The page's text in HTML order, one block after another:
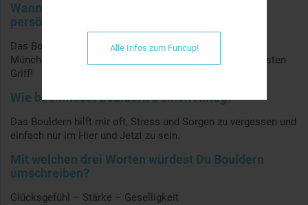
Alle Infos zum Funcup!
Wann und wie hast Du das Bouldern für Dich
persönlich entdeckt?
Das Bouldern habe ich 2014 in der ersten Boulderwelt
München Ost für mich entdeckt. Es war Liebe auf den ersten
Griff!
Wie beeinflusst Bouldern Deinen Alltag?
Das Bouldern hilft mir oft, Stress und Sorgen zu vergessen und
einfach nur im Hier und Jetzt zu sein.
Mit welchen drei Worten würdest Du Bouldern
umschreiben?
Glücksgefühl – Stärke – Geselligkeit